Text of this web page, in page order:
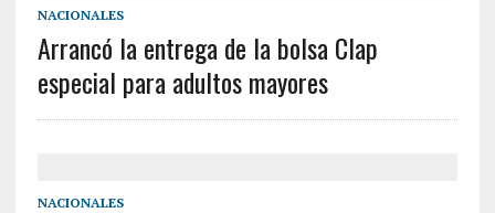
NACIONALES
Arrancó la entrega de la bolsa Clap
especial para adultos mayores
NACIONALES